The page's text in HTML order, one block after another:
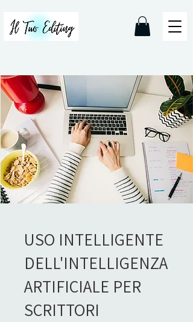
USO INTELLIGENTE
DELL'INTELLIGENZA
ARTIFICIALE PER
SCRITTORI